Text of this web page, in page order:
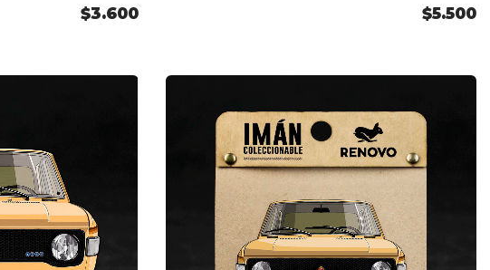
$3.600 $5.500